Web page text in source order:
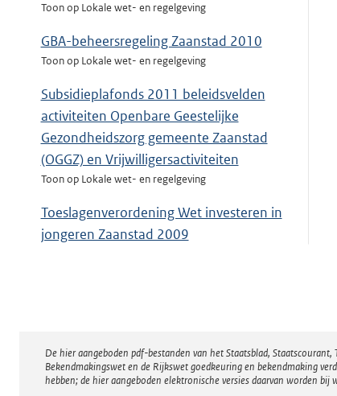
Toon op Lokale wet- en regelgeving
GBA-beheersregeling Zaanstad 2010
Toon op Lokale wet- en regelgeving
Subsidieplafonds 2011 beleidsvelden
activiteiten Openbare Geestelijke
Gezondheidszorg gemeente Zaanstad
(OGGZ) en Vrijwilligersactiviteiten
Toon op Lokale wet- en regelgeving
Toeslagenverordening Wet investeren in
jongeren Zaanstad 2009
Disclaimer
De hier aangeboden pdf-bestanden van het Staatsblad,
Bekendmakingswet en de Rijkswet goedkeuring en bekendmaking
hebben; de hier aangeboden elektronische versies daarvan worden bij